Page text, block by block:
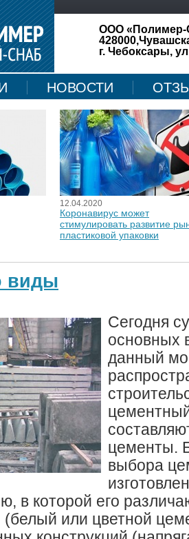
ООО «Полимер-
г. Чебоксары,
НОВОСТИ
12.04.2020
Коронавирус может
стимулировать развитие
пластиковой упаковки
виды
Сегодня
основных
данный
цементы.
выбора
в которой его
(белый или цветной